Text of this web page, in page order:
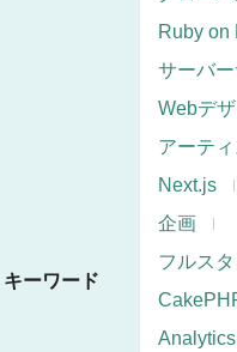
キーワード
Ruby on
サーバ
Webデ
アーティ
Next.js
企画
フルスタ
Analytics